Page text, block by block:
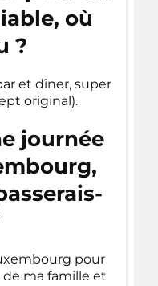
où
?
et dîner, super
original).
journée
pour
ma famille et